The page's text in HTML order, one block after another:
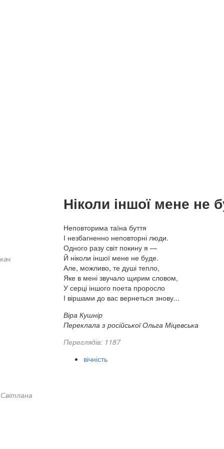
Ніколи іншої мене не
Неповторима таїна буття
І незбагненно неповторні люди.
Одного разу світ покину я —
Й ніколи іншої мене не буде.
Але, можливо, те душі тепло,
Яке в мені звучало щирим словом,
У серці іншого поета проросло
І віршами до вас вернеться знову...
Віра Кушнір
Переклала з російської Ольга Міцевська
Переглядів: 1187
вічність
Світлана